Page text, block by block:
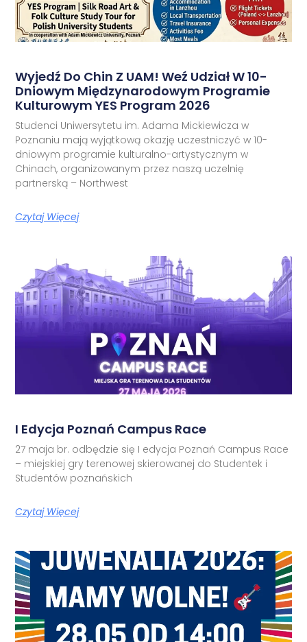
Wyjedź Do Chin Z UAM! Weź Udział W 10-
Dniowym Międzynarodowym Programie
Kulturowym YES Program 2026
Studenci Uniwersytetu im. Adama Mickiewicza w
Poznaniu mają wyjątkową okazję uczestniczyć w 10-
dniowym programie kulturalno-artystycznym w
Chinach, organizowanym przez naszą uczelnię
partnerską – Northwest
Czytaj Więcej
I Edycja Poznań Campus Race
27 maja br. odbędzie się I edycja Poznań Campus Race
– miejskiej gry terenowej skierowanej do Studentek i
Studentów poznańskich
Czytaj Więcej